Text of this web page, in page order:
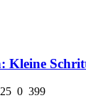
Kleine
0 399